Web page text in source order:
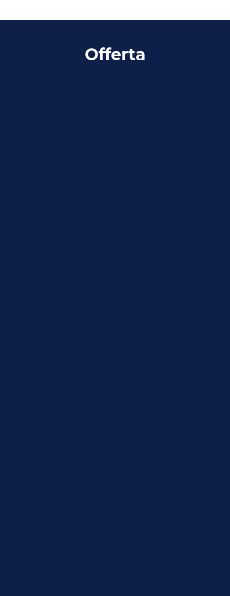
Offerta